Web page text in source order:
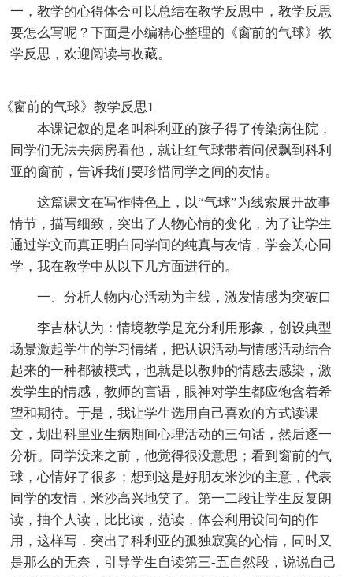
一，教学的心得体会可以总结在教学反思中，教学反思
要怎么写呢？下面是小编精心整理的《窗前的气球》教
学反思，欢迎阅读与收藏。
《窗前的气球》教学反思1
本课记叙的是名叫科利亚的孩子得了传染病住院，
同学们无法去病房看他，就让红气球带着问候飘到科利
亚的窗前，告诉我们要珍惜同学之间的友情。
这篇课文在写作特色上，以“气球”为线索展开故事
情节，描写细致，突出了人物心情的变化，为了让学生
通过学文而真正明白同学间的纯真与友情，学会关心同
学，我在教学中从以下几方面进行的。
一、分析人物内心活动为主线，激发情感为突破口
李吉林认为：情境教学是充分利用形象，创设典型
场景激起学生的学习情绪，把认识活动与情感活动结合
起来的一种都被模式，也就是以教师的情感去感染，激
发学生的情感，教师的言语，眼神对学生都应饱含着希
望和期待。于是，我让学生选用自己喜欢的方式读课
文，划出科里亚生病期间心理活动的三句话，然后逐一
分析。同学没来之前，他觉得很没意思；看到窗前的气
球，心情好了很多；想到这是好朋友米沙的主意，代表
同学的友情，米沙高兴地笑了。第一二段让学生反复朗
读，抽个人读，比比读，范读，体会利用设问句的作
用，这样写，突出了科利亚的孤独寂寞的心情，同时又
是那么的无奈，引导学生自读第三-五自然段，说说自己